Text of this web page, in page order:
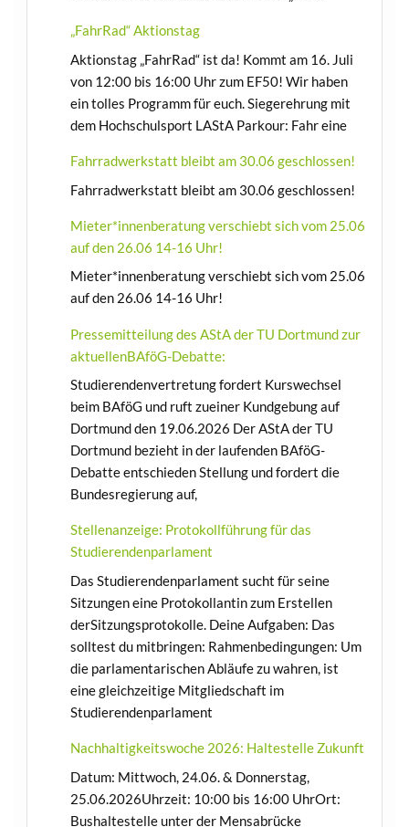
„FahrRad“ Aktionstag
⁨Aktionstag „FahrRad“ ist da! Kommt am 16. Juli
von 12:00 bis 16:00 Uhr zum EF50! Wir haben
ein tolles Programm für euch. Siegerehrung mit
dem Hochschulsport LAStA Parkour: Fahr eine
Fahrradwerkstatt bleibt am 30.06 geschlossen!
Fahrradwerkstatt bleibt am 30.06 geschlossen!
Mieter*innenberatung verschiebt sich vom 25.06
auf den 26.06 14-16 Uhr!
Mieter*innenberatung verschiebt sich vom 25.06
auf den 26.06 14-16 Uhr!
Pressemitteilung des AStA der TU Dortmund zur
aktuellenBAföG-Debatte:
Studierendenvertretung fordert Kurswechsel
beim BAföG und ruft zueiner Kundgebung auf
Dortmund den 19.06.2026 Der AStA der TU
Dortmund bezieht in der laufenden BAföG-
Debatte entschieden Stellung und fordert die
Bundesregierung auf,
Stellenanzeige: Protokollführung für das
Studierendenparlament
Das Studierendenparlament sucht für seine
Sitzungen eine Protokollantin zum Erstellen
derSitzungsprotokolle. Deine Aufgaben: Das
solltest du mitbringen: Rahmenbedingungen: Um
die parlamentarischen Abläufe zu wahren, ist
eine gleichzeitige Mitgliedschaft im
Studierendenparlament
Nachhaltigkeitswoche 2026: Haltestelle Zukunft
Datum: Mittwoch, 24.06. & Donnerstag,
25.06.2026Uhrzeit: 10:00 bis 16:00 UhrOrt:
Bushaltestelle unter der Mensabrücke